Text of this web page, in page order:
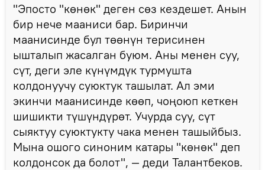
"Эпосто "көнөк" деген сөз кездешет. Анын
бир нече мааниси бар. Биринчи
маанисинде бул төөнүн терисинен
ышталып жасалган буюм. Аны менен суу,
сүт, деги эле күнүмдүк турмушта
колдонуучу суюктук ташылат. Ал эми
экинчи маанисинде көөп, чоңоюп кеткен
шишикти түшүндүрөт. Учурда суу, сүт
сыяктуу суюктукту чака менен ташыйбыз.
Мына ошого синоним катары "көнөк" деп
колдонсок да болот", — деди Талантбеков.